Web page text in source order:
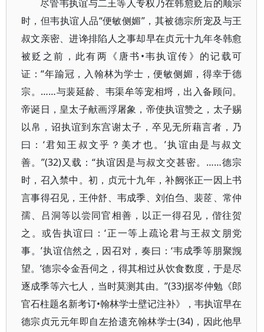
尽管韦执谊与二王等人专权乃在韩愈贬后的顺宗
时，但韦执谊人品“便敏侧媚”，其被德宗所宠及与王
叔文亲密、进谗排陷人之事却早在贞元十九年冬韩愈
被贬之前，此有两《唐书•韦执谊传》的记载可
证：“年踰冠，入翰林为学士，便敏侧媚，得幸于德
宗。……与裴延龄、韦渠牟等宠相埒，出入备顾问。
帝诞日，皇太子献画浮屠象，帝使执谊赞之，太子赐
以帛，诏执谊到东宫谢太子，卒见无所藉言者，乃
曰：‘君知王叔文乎？美才也。’执谊由是与叔文
善。”(32)又载：“执谊因是与叔文交甚密。……德宗
时，召入禁中。初，贞元十九年，补阙张正一因上书
言事得召见，王仲舒、韦成季、刘伯刍、裴茝、常仲
孺、吕洞等以尝同官相善，以正一得召见，偕往贺
之。或告执谊曰：‘正一等上疏论君与王叔文朋党
事。’执谊信然之，因召对，奏曰：‘韦成季等朋聚觊
望。’德宗令金吾伺之，得其相过从饮食数度，于是尽
逐成季等六七人，当时莫测其由。”(33)据岑仲勉《郎
官石柱题名新考订•翰林学士壁记注补》，韦执谊早在
德宗贞元元年即自左拾遗充翰林学士(34)，因此他早